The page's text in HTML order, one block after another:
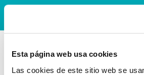
Esta página web usa cookies
Las cookies de este sitio web se